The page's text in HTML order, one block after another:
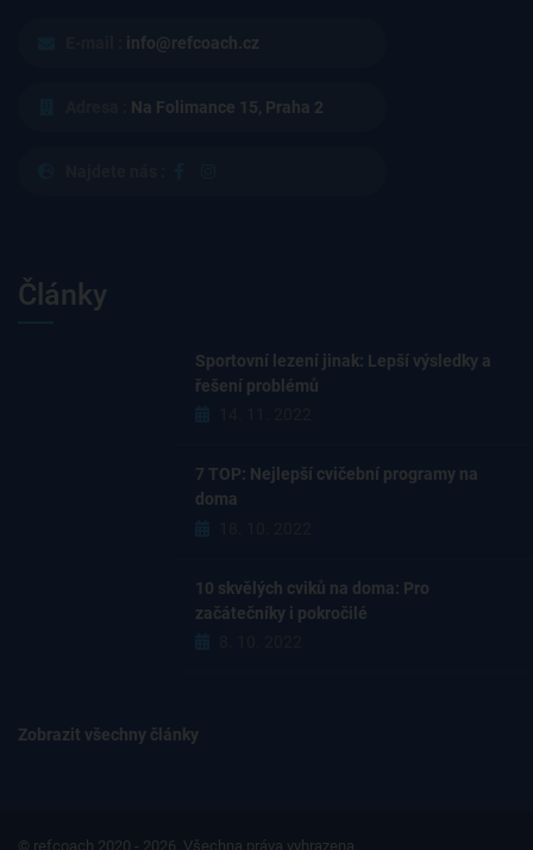
info@refcoach.cz
Na Folimance 15, Praha 2
Články
Sportovní lezení jinak: Lepší výsledky a
řešení problémů
7 TOP: Nejlepší cvičební programy na
doma
10 skvělých cviků na doma: Pro
začátečníky i pokročilé
Zobrazit všechny články
© refcoach 2020 - 2026. Všechna práva vyhrazena.